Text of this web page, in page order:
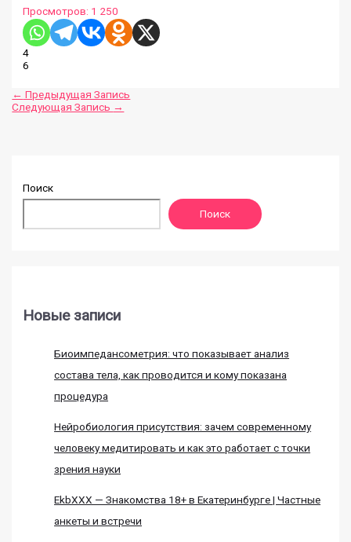
Просмотров: 1 250
4
6
← Предыдущая Запись
Следующая Запись →
Поиск
Поиск
Новые записи
Биоимпедансометрия: что показывает анализ
состава тела, как проводится и кому показана
процедура
Нейробиология присутствия: зачем современному
человеку медитировать и как это работает с точки
зрения науки
EkbXXX — Знакомства 18+ в Екатеринбурге | Частные
анкеты и встречи